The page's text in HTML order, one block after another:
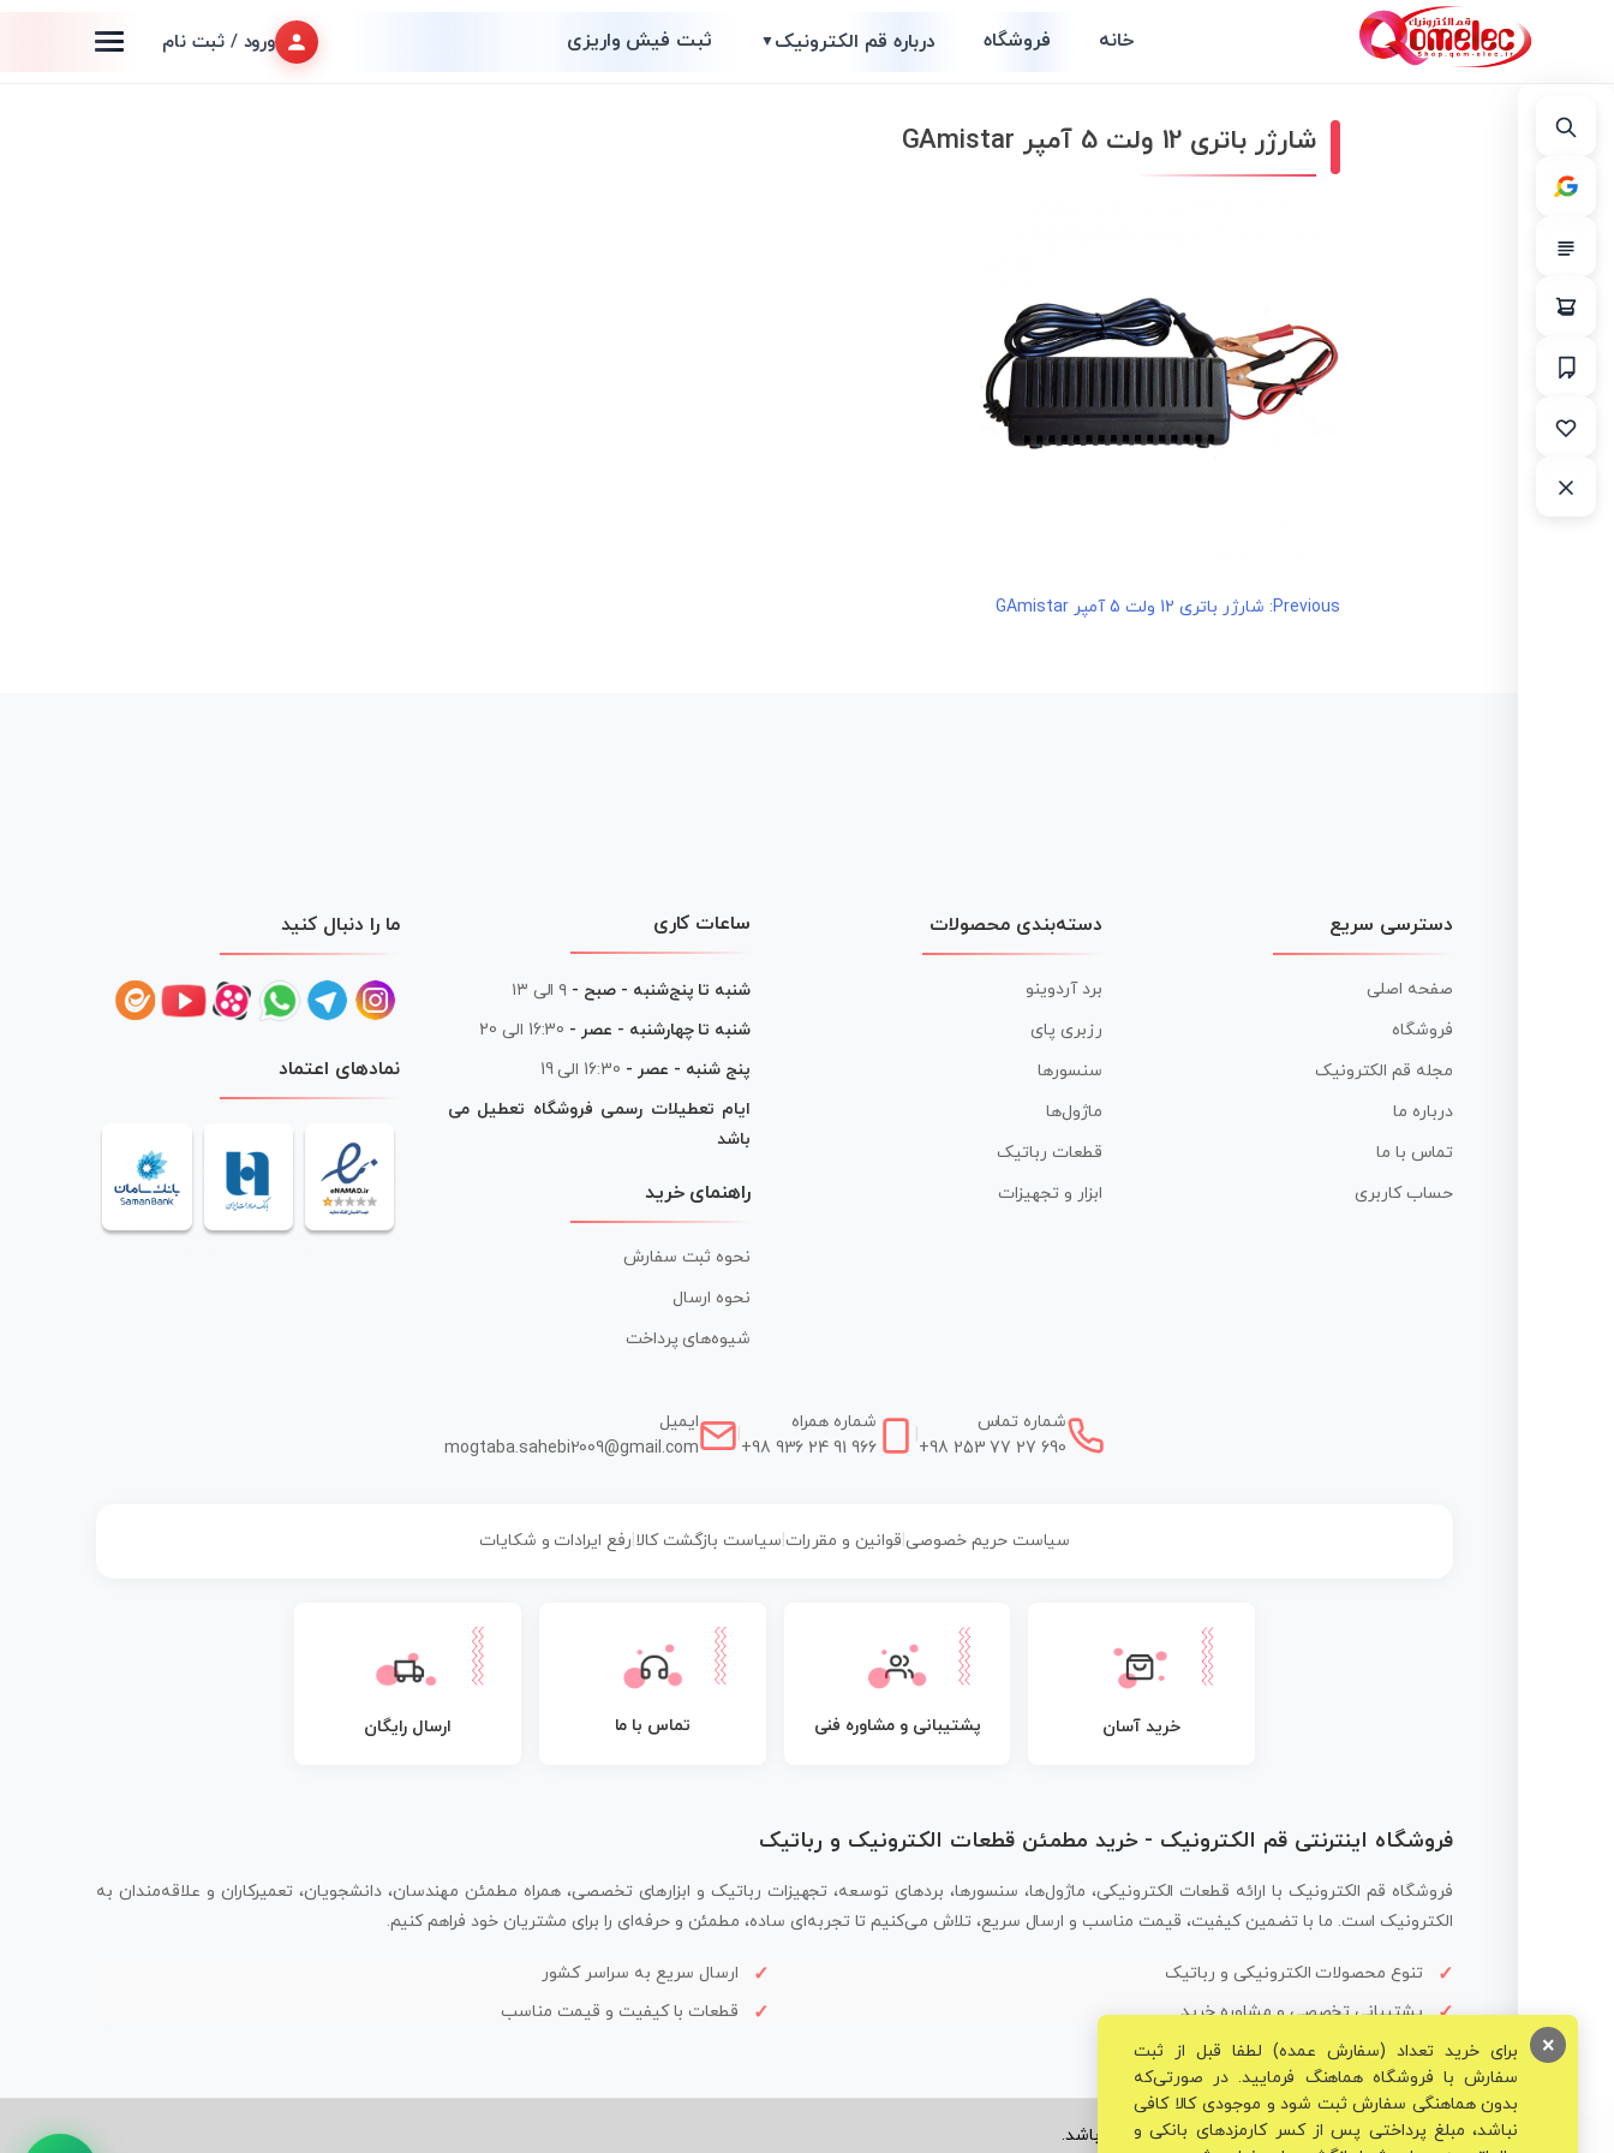
خانه فروشگاه درباره قم الکترونیک▼ ثبت فیش واریزی ورود / ثبت نام
شارژر باتری 12 ولت 5 آمپر GAmistar
راهبری
Previous: شارژر باتری 12 ولت 5 آمپر GAmistar
دسترسی سریع
صفحه اصلی
فروشگاه
مجله قم الکترونیک
درباره ما
تماس با ما
حساب کاربری
دسته‌بندی محصولات
برد آردوینو
رزبری پای
سنسورها
ماژول‌ها
قطعات رباتیک
ابزار و تجهیزات
ساعات کاری
شنبه تا پنج‌شنبه - صبح - ۹ الی ۱۳
شنبه تا چهارشنبه - عصر - 16:30 الی 20
پنج شنبه - عصر - 16:30 الی 19
ایام تعطیلات رسمی فروشگاه تعطیل می
باشد
راهنمای خرید
نحوه ثبت سفارش
نحوه ارسال
شیوه‌های پرداخت
ما را دنبال کنید
نمادهای اعتماد
شماره تماس
+98 253 77 27 690
شماره همراه
+98 936 24 91 966
ایمیل
mogtaba.sahebi2009@gmail.com
سیاست حریم خصوصی| قوانین و مقررات سیاست بازگشت کالا رفع ایرادات و شکایات
خرید آسان پشتیبانی و مشاوره فنی تماس با ما ارسال رایگان
فروشگاه اینترنتی قم الکترونیک - خرید مطمئن قطعات الکترونیک و رباتیک
فروشگاه قم الکترونیک با ارائه قطعات الکترونیکی، ماژول‌ها، سنسورها، بردهای توسعه، تجهیزات رباتیک و ابزارهای تخصصی، همراه مطمئن مهندسان، دانشجویان، تعمیرکاران و علاقه‌مندان به
الکترونیک است. ما با تضمین کیفیت، قیمت مناسب و ارسال سریع، تلاش می‌کنیم تا تجربه‌ای ساده، مطمئن و حرفه‌ای را برای مشتریان خود فراهم کنیم.
تنوع محصولات الکترونیکی و رباتیک
ارسال سریع به سراسر کشور
پشتیبانی تخصصی و مشاوره خرید
قطعات با کیفیت و قیمت مناسب
© تمامی حقوق برای فروشگاه تخصصی قم الکترونیک محفوظ می‌باشد.
برای خرید تعداد (سفارش عمده) لطفا قبل از ثبت
سفارش با فروشگاه هماهنگ فرمایید. در صورتی‌که
بدون هماهنگی سفارش ثبت شود و موجودی کالا کافی
نباشد، مبلغ پرداختی پس از کسر کارمزدهای بانکی و
×